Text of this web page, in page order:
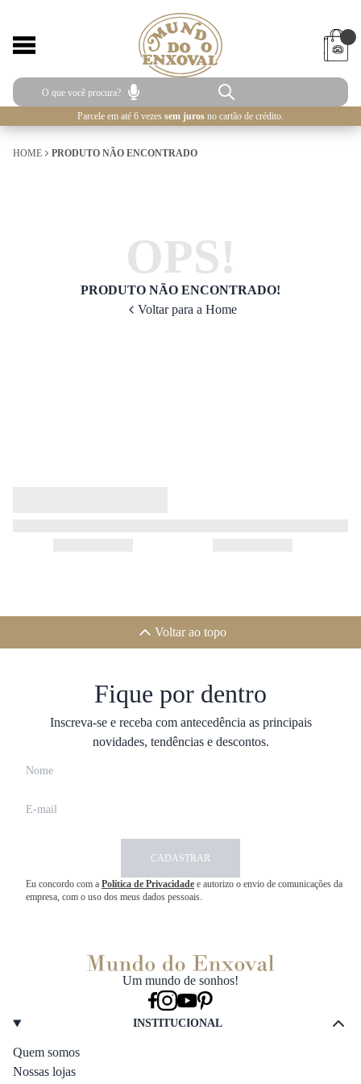
Parcele em até 6 vezes sem juros no cartão de crédito.
HOME PRODUTO NÃO ENCONTRADO
OPS!
PRODUTO NÃO ENCONTRADO!
Voltar para a Home
Voltar ao topo
Fique por dentro
Inscreva-se e receba com antecedência as principais
novidades, tendências e descontos.
CADASTRAR
Eu concordo com a Política de Privacidade e autorizo o envio de comunicações da
empresa, com o uso dos meus dados pessoais.
Um mundo de sonhos!
INSTITUCIONAL
Quem somos
Nossas lojas